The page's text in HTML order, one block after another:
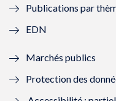
f
n
ê
Publications par
EDN
Marchés publics
Protection des